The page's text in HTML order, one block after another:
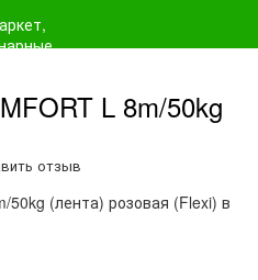
L 8m/50kg
отзыв